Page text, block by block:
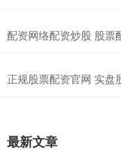
配资网络配资炒股 股票
正规股票配资官网 实盘
最新文章